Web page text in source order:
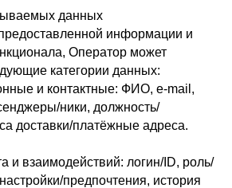
данных
информации и
Оператор может
категории данных:
и контактные: ФИО, e-mail,
ники, должность/
доставки/платёжные адреса.
и взаимодействий: логин/ID, роль/
предпочтения, история